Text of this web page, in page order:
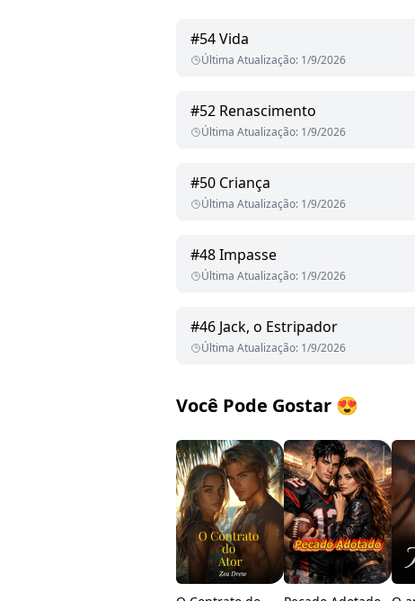
#54Vida
Última Atualização: 1/9/2026
#52 Renascimento
Última Atualização: 1/9/2026
#50 Criança
Última Atualização: 1/9/2026
#48Impasse
Última Atualização: 1/9/2026
#46 Jack, o Estripador
Última Atualização: 1/9/2026
Você Pode Gostar 😍